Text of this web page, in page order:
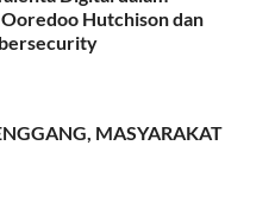
Hutchison dan
MASYARAKAT